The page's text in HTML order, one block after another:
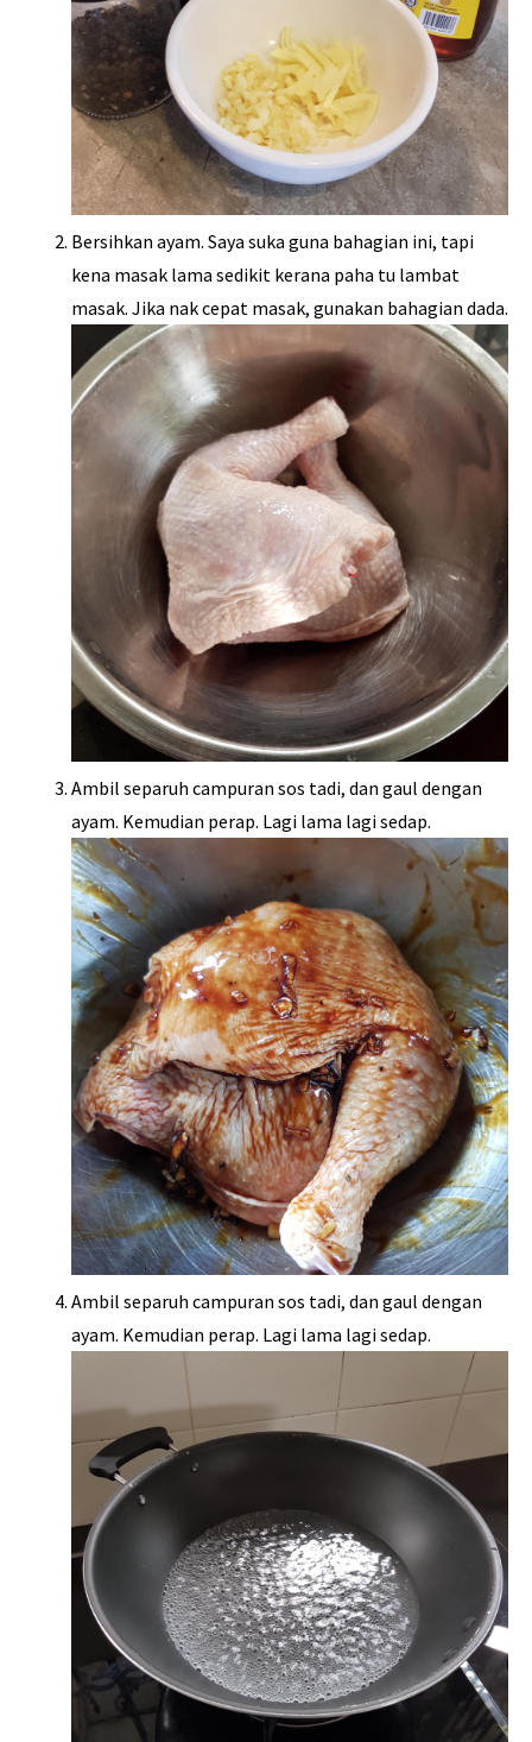
Bersihkan ayam. Saya suka guna bahagian ini, tapi
kena masak lama sedikit kerana paha tu lambat
masak. Jika nak cepat masak, gunakan bahagian dada.
Ambil separuh campuran sos tadi, dan gaul dengan
ayam. Kemudian perap. Lagi lama lagi sedap.
Ambil separuh campuran sos tadi, dan gaul dengan
ayam. Kemudian perap. Lagi lama lagi sedap.